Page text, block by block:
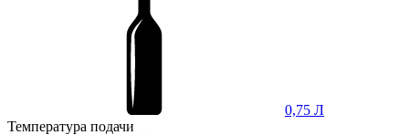
0,75 Л
Температура подачи